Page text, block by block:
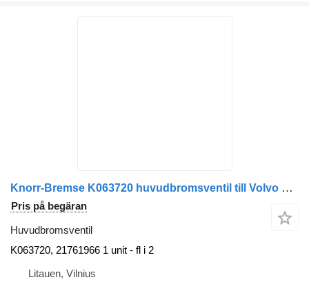
Knorr-Bremse K063720 huvudbromsventil till Volvo dragbil
Pris på begäran
Huvudbromsventil
K063720, 21761966 1 unit - fl i 2
Litauen, Vilnius